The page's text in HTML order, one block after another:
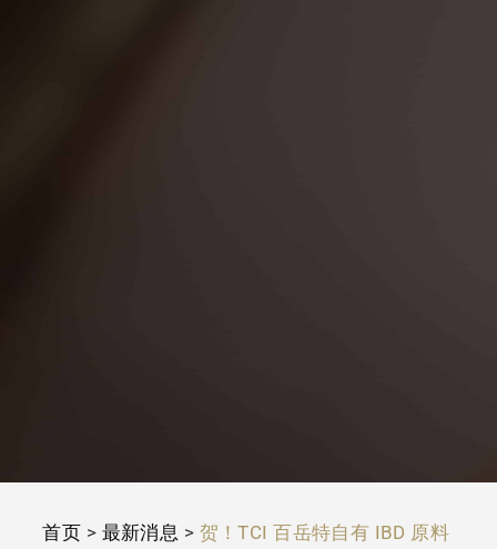
首页 > 最新消息 > 贺！TCI 百岳特自有 IBD 原料